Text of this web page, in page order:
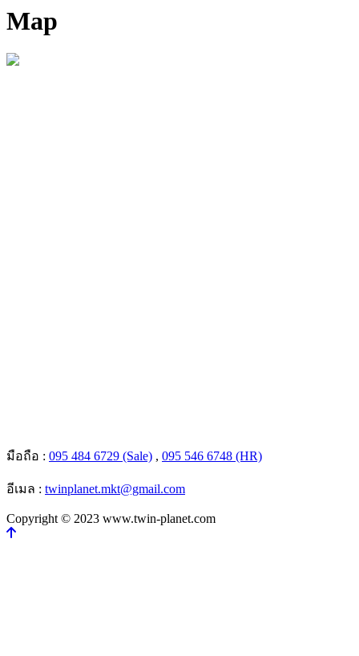
Map
มือถือ : 095 484 6729 (Sale) , 095 546 6748 (HR)
อีเมล : twinplanet.mkt@gmail.com
Copyright © 2023 www.twin-planet.com